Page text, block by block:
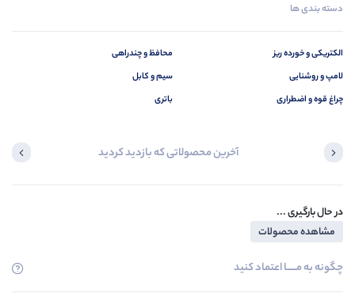
دسته بندی ها
الکتریکی و خورده ریز
لامپ و روشنایی
چراغ قوه و اضطراری
محافظ و چندراهی
سیم و کابل
باتری
آخرین محصولاتی که بازدید کردید
در حال بارگیری ...
مشاهده محصولات
چگونه به مــــــا اعتماد کنید